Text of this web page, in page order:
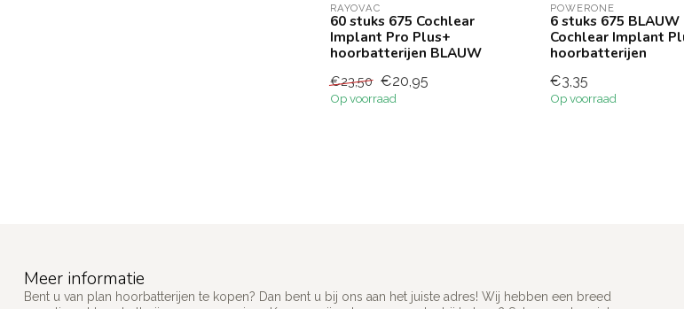
RAYOVAC
60 stuks 675 Cochlear
Implant Pro Plus+
hoorbatterijen BLAUW
€23,50 €20,95
Op voorraad
POWERONE
6 stuks 675 BLAUW
Cochlear Implant
hoorbatterijen
€3,35
Op voorraad
Meer informatie
Bent u van plan hoorbatterijen te kopen? Dan bent u bij ons aan het juiste adres! Wij hebben een breed